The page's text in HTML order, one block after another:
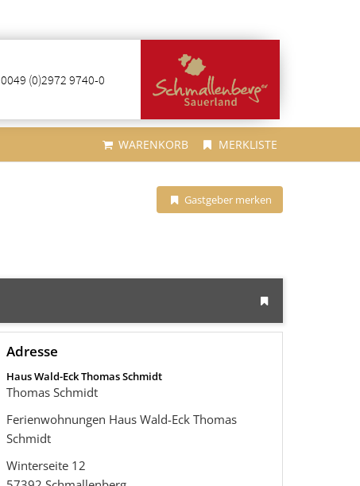
0049 (0)2972 9740-0
WARENKORB MERKLISTE
Gastgeber merken
Adresse
Haus Wald-Eck Thomas Schmidt
Thomas Schmidt
Ferienwohnungen Haus Wald-Eck Thomas
Schmidt
Winterseite 12